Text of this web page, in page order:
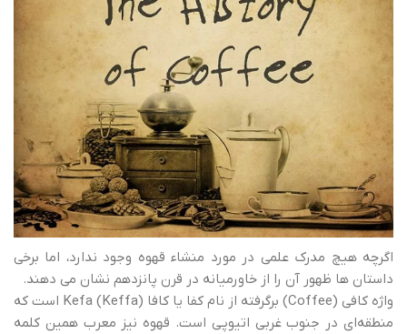
اگرچه هیچ مدرک علمی در مورد منشاء قهوه وجود ندارد، اما برخی
داستان ها ظهور آن را از خاورمیانه در قرن پانزدهم نشان می دهند.
واژه کافی (Coffee) برگرفته از نام کفا یا کافا (Keffa) Kefa است که
منطقه‌ای در جنوب غربی اتیوپی است. قهوه نیز معرب همین کلمه